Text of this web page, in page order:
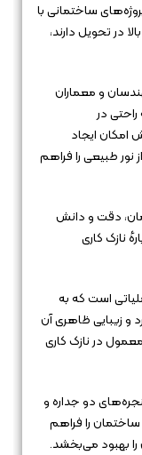
ساختمانی با
در تحویل دارند،
و معماران
در
امکان ایجاد
نور طبیعی را فراهم
دقت و دانش
نازک کاری
است که به
و زیبایی ظاهری آن
در نازک کاری
دو جداره و
را فراهم
بهبود می‌بخشد.